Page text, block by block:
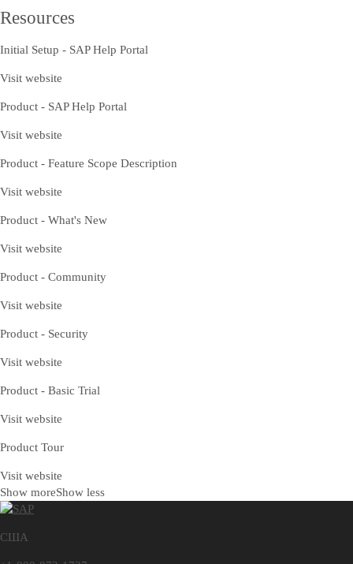
Resources
Initial Setup - SAP Help Portal
Visit website
Product - SAP Help Portal
Visit website
Product - Feature Scope Description
Visit website
Product - What's New
Visit website
Product - Community
Visit website
Product - Security
Visit website
Product - Basic Trial
Visit website
Product Tour
Visit website
Show moreShow less
США